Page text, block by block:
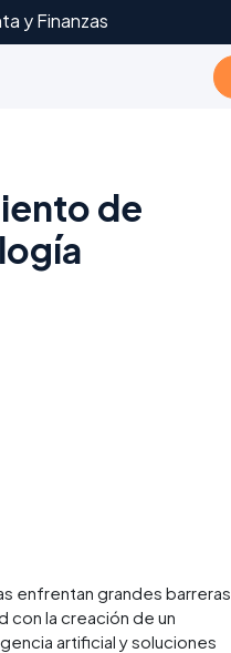
y Finanzas
de
enfrentan grandes barreras
con la creación de un
artificial y soluciones